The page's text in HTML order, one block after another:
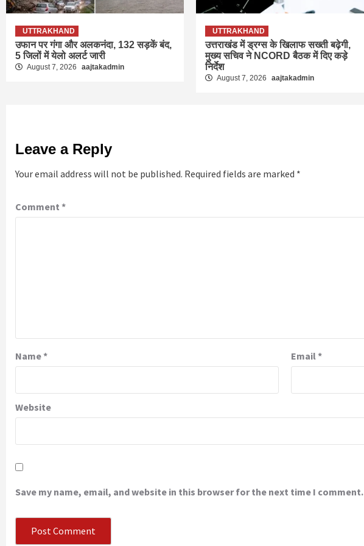
UTTRAKHAND
उफान पर गंगा और अलकनंदा, 132 सड़कें बंद,
5 जिलों में येलो अलर्ट जारी
August 7, 2026 aajtakadmin
UTTRAKHAND
उत्तराखंड में ड्रग्स के खिलाफ सख्ती बढ़ेगी,
मुख्य सचिव ने NCORD बैठक में दिए कड़े
निर्देश
August 7, 2026 aajtakadmin
Leave a Reply
Your email address will not be published. Required fields are marked *
Comment *
Name* Email*
Website
Save my name, email, and website in this browser for the next time I comment.